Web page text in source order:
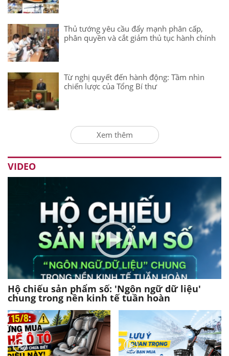
Thủ tướng yêu cầu đẩy mạnh phân cấp,
phân quyền và cắt giảm thủ tục hành chính
Từ nghị quyết đến hành động: Tầm nhìn
chiến lược của Tổng Bí thư
Xem thêm
VIDEO
Hộ chiếu sản phẩm số: 'Ngôn ngữ dữ liệu'
chung trong nền kinh tế tuần hoàn